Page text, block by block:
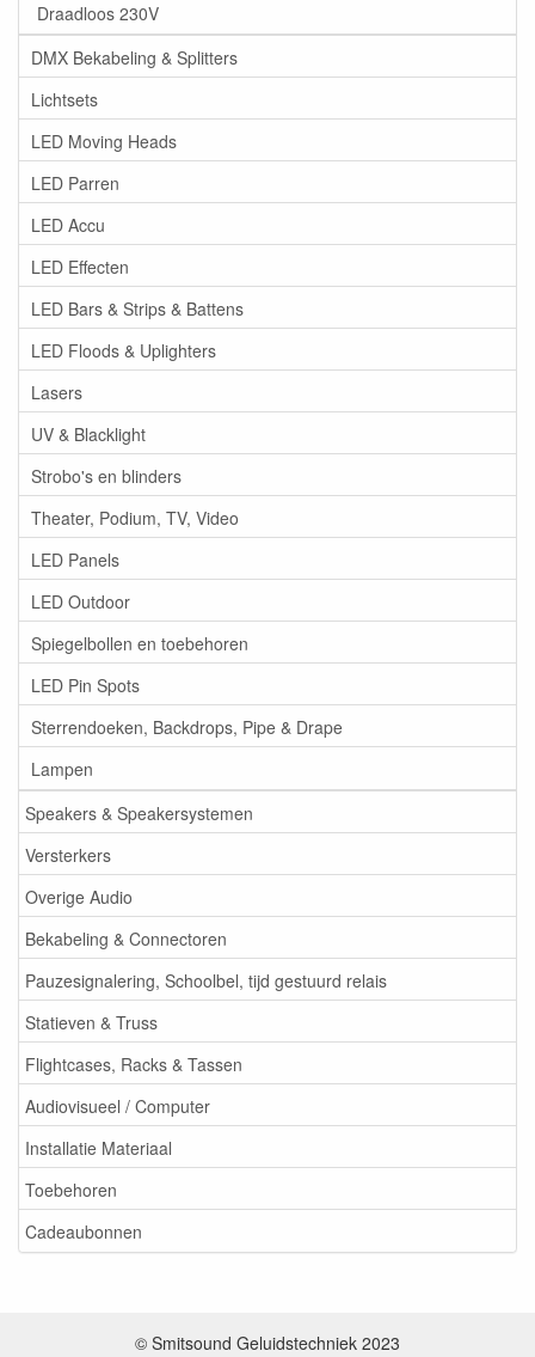
Draadloos 230V
DMX Bekabeling & Splitters
Lichtsets
LED Moving Heads
LED Parren
LED Accu
LED Effecten
LED Bars & Strips & Battens
LED Floods & Uplighters
Lasers
UV & Blacklight
Strobo's en blinders
Theater, Podium, TV, Video
LED Panels
LED Outdoor
Spiegelbollen en toebehoren
LED Pin Spots
Sterrendoeken, Backdrops, Pipe & Drape
Lampen
Speakers & Speakersystemen
Versterkers
Overige Audio
Bekabeling & Connectoren
Pauzesignalering, Schoolbel, tijd gestuurd relais
Statieven & Truss
Flightcases, Racks & Tassen
Audiovisueel / Computer
Installatie Materiaal
Toebehoren
Cadeaubonnen
© Smitsound Geluidstechniek 2023